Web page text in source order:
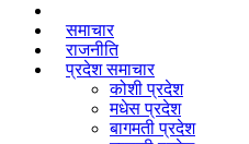
समाचार
राजनीति
प्रदेश समाचार
कोशी प्रदेश
मधेस प्रदेश
बागमती प्रदेश